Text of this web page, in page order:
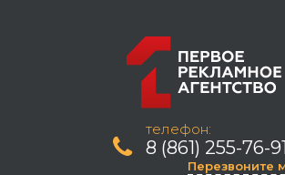
телефон:
8 (861) 255-76-
Перезвоните